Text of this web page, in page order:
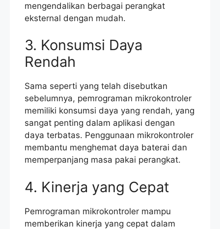
mengendalikan berbagai perangkat
eksternal dengan mudah.
3. Konsumsi Daya
Rendah
Sama seperti yang telah disebutkan
sebelumnya, pemrograman mikrokontroler
memiliki konsumsi daya yang rendah, yang
sangat penting dalam aplikasi dengan
daya terbatas. Penggunaan mikrokontroler
membantu menghemat daya baterai dan
memperpanjang masa pakai perangkat.
4. Kinerja yang Cepat
Pemrograman mikrokontroler mampu
memberikan kinerja yang cepat dalam